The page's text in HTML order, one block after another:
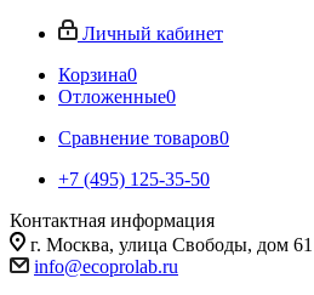
Личный кабинет
Корзина0
Отложенные0
Сравнение товаров0
+7 (495) 125-35-50
Контактная информация
г. Москва, улица Свободы, дом 61
info@ecoprolab.ru